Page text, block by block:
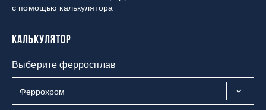
с помощью калькулятора
Калькулятор
Выберите ферросплав